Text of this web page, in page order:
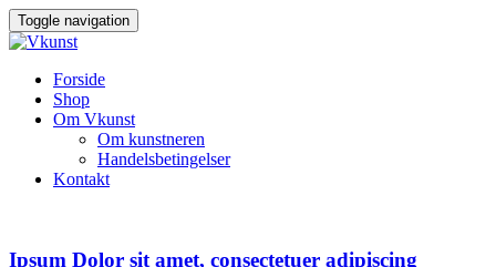
Toggle navigation
Forside
Shop
Om Vkunst
Om kunstneren
Handelsbetingelser
Kontakt
Ipsum Dolor sit amet, consectetuer adipiscing